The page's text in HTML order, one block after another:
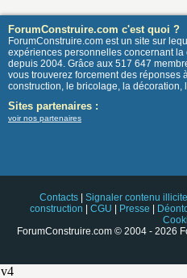
ForumConstruire.com c'est quoi ?
ForumConstruire.com est un site sur
expériences personnelles concernant
depuis 2004. Grâce aux 517 647
vous trouverez forcement des réponses
construction, le bricolage, la décoration,
Sites partenaires :
voir nos partenaires
Contacts Signaler contenu illicite
construction
CGU Presse
ForumConstruire.com © 2004 - 2026
v4